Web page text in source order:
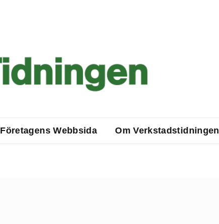
Företagens Webbsida Om Verkstadstidningen